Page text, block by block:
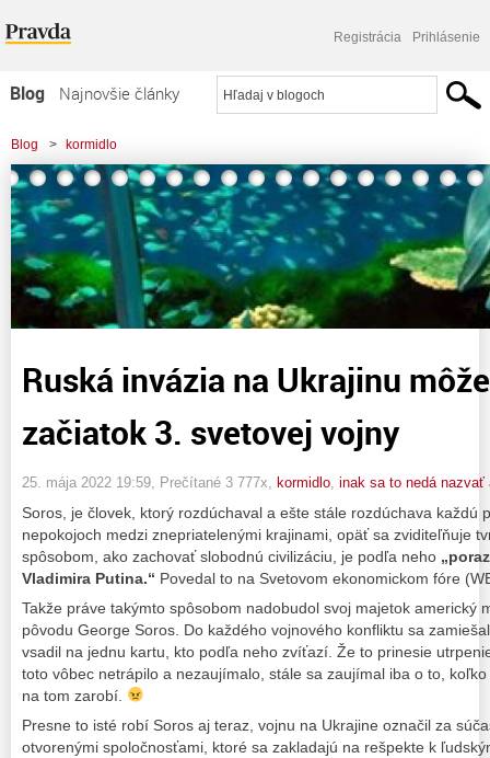
Registrácia Prihlásenie
Blog
Najnovšie články
Najčítanejšie články
Najkomentovanejšie články
Zoznam blogov
Komerčné blogy
Blog > kormidlo
> Ruská invázia na Ukrajinu môže znamenať začiatok 3. svetovej vojny
Ruská invázia na Ukrajinu
začiatok 3. svetovej vojny
25. mája 2022 19:59 , Prečítané 3 777x, kormidlo inak sa to nedá nazvať
Soros, je človek, ktorý rozdúchaval a ešte stále rozdúchava každú
nepokojoch medzi znepriatelenými krajinami, opäť sa zviditeľňuje
spôsobom, ako zachovať slobodnú civilizáciu, je podľa neho
Vladimira Putina.“ Povedal to na Svetovom ekonomickom fóre
Takže práve takýmto spôsobom nadobudol svoj majetok americký
pôvodu George Soros. Do každého vojnového konfliktu sa
vsadil na jednu kartu, kto podľa neho zvíťazí. Že to prinesie
toto vôbec netrápilo a nezaujímalo, stále sa zaujímal iba o to,
na tom zarobí.
Presne to isté robí Soros aj teraz, vojnu na Ukrajine označil za
otvorenými spoločnosťami, ktoré sa zakladajú na rešpekte k